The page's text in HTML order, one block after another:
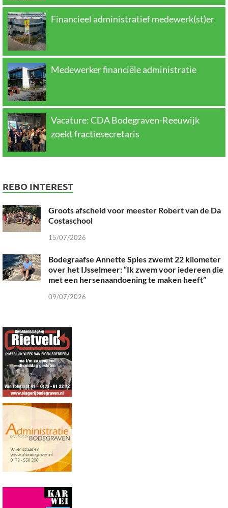
Financieel administratief medewerk(st)er
Medewerker financiële administratie
Vacature: CDA Bodegraven-Reeuwijk
zoekt fractiesecretaris
REBO INTEREST
Groots afscheid voor meester Robert van de Da
Costaschool
15/07/2026
Bodegraafse Annette Spies zwemt 22 kilometer
over het IJsselmeer: “Ik zwem voor iedereen die
met een hersenaandoening te maken heeft”
09/07/2026